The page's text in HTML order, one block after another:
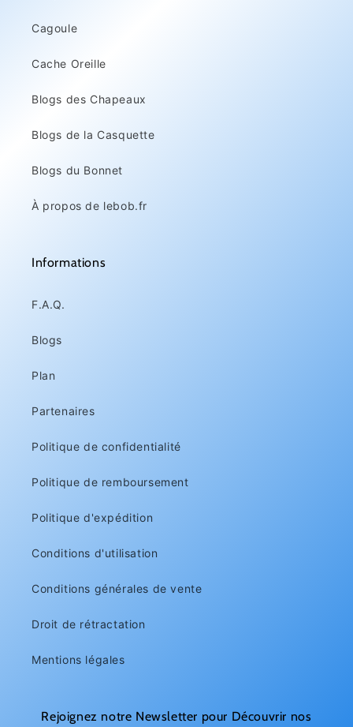
Cagoule
Cache Oreille
Blogs des Chapeaux
Blogs de la Casquette
Blogs du Bonnet
À propos de lebob.fr
Informations
F.A.Q.
Blogs
Plan
Partenaires
Politique de confidentialité
Politique de remboursement
Politique d'expédition
Conditions d'utilisation
Conditions générales de vente
Droit de rétractation
Mentions légales
Rejoignez notre Newsletter pour Découvrir nos